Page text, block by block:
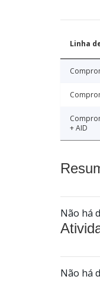
Linha
+ AID
Não há
Não há